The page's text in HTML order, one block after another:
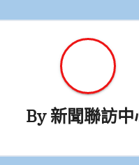
By新聞聯訪中